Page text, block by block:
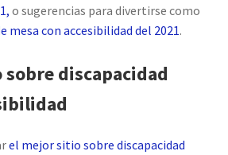
o sugerencias para divertirse como
mesa con accesibilidad del 2021.
discapacidad
el mejor sitio sobre discapacidad